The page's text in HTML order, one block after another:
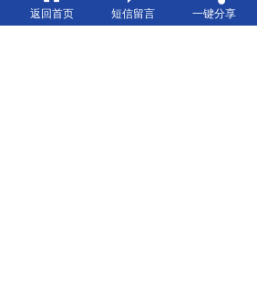
返回首页 短信留言 一键分享